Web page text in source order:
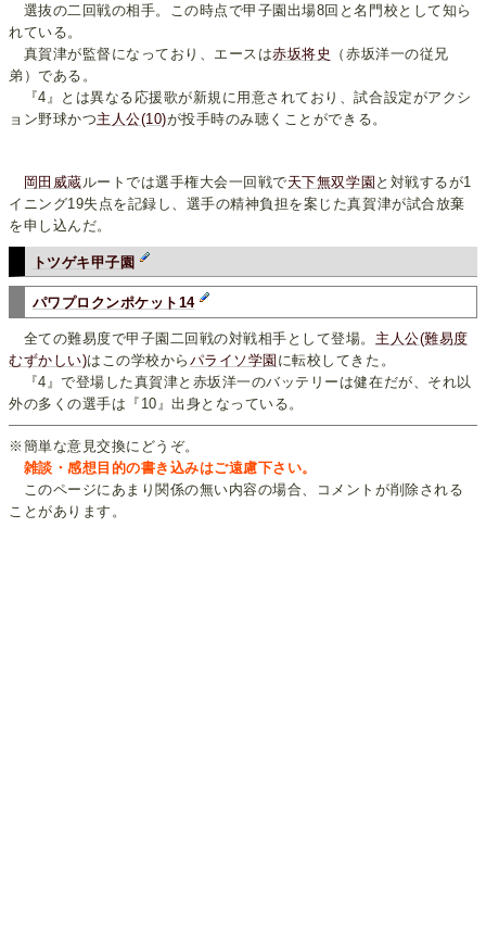
選抜の二回戦の相手。この時点で甲子園出場8回と名門校として知ら
れている。
真賀津が監督になっており、エースは赤坂将史
（赤坂洋一の従兄
弟）である。
『4』とは異なる応援歌が新規に用意されており、試合設定がアクシ
ョン野球かつ主人公(10)が投手時のみ聴くことができる。
岡田威蔵ルートでは選手権大会一回戦で天下無双学園 と対戦するが1
イニング19失点を記録し、選手の精神負担を案じた真賀津が試合放棄
を申し込んだ。
トツゲキ甲子園
パワプロクンポケット14
全ての難易度で甲子園二回戦の対戦相手として登場。 主人公(難易度
むずかしい)はこの学校から パライソ学園 に転校してきた。
『4』で登場した真賀津と赤坂洋一のバッテリーは健在だが、それ以
外の多くの選手は『10』出身となっている。
※簡単な意見交換にどうぞ。
雑談・感想目的の書き込みはご遠慮下さい。
このページにあまり関係の無い内容の場合、コメントが削除される
ことがあります。